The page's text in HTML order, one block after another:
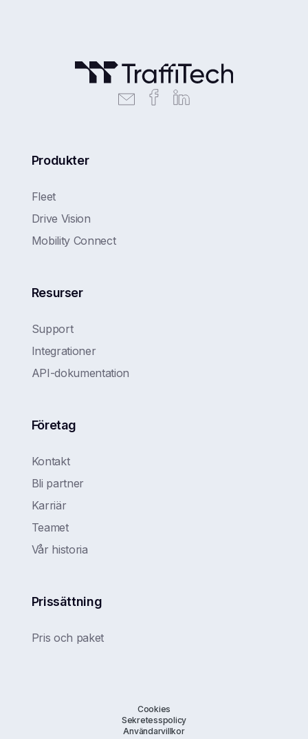
Produkter
Fleet
Drive Vision
Mobility Connect
Resurser
Support
Integrationer
API-dokumentation
Företag
Kontakt
Bli partner
Karriär
Teamet
Vår historia
Prissättning
Pris och paket
Cookies
Sekretesspolicy
Användarvillkor